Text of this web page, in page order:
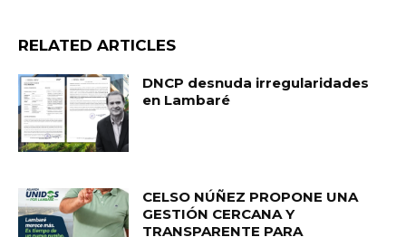
RELATED ARTICLES
DNCP desnuda irregularidades
en Lambaré
CELSO NÚÑEZ PROPONE UNA
GESTIÓN CERCANA Y
TRANSPARENTE PARA